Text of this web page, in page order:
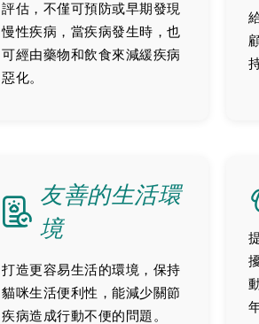
評估，不僅可預防或早期發現
慢性疾病，當疾病發生時，也
可經由藥物和飲食來減緩疾病
惡化。
友善的生活環
境
打造更容易生活的環境，保持
貓咪生活便利性，能減少關節
疾病造成行動不便的問題。